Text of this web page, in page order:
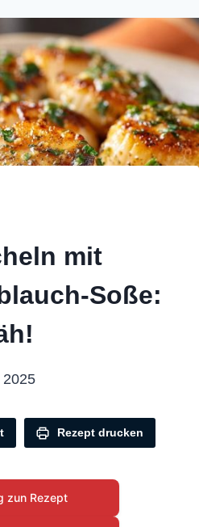
mit
Soße:
2025
Rezept drucken
zun Rezept